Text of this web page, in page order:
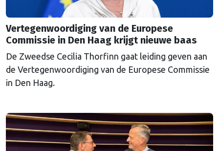
Vertegenwoordiging van de Europese
Commissie in Den Haag krijgt nieuwe baas
De Zweedse Cecilia Thorfinn gaat leiding geven aan
de Vertegenwoordiging van de Europese Commissie
in Den Haag.